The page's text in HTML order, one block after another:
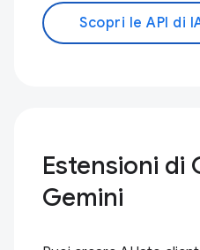
Scopri le API di
Estensioni di
Gemini